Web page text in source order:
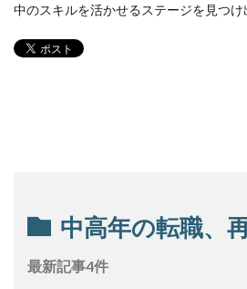
中のスキルを活かせるステージを見つけ
中高年の転職、
最新記事4件